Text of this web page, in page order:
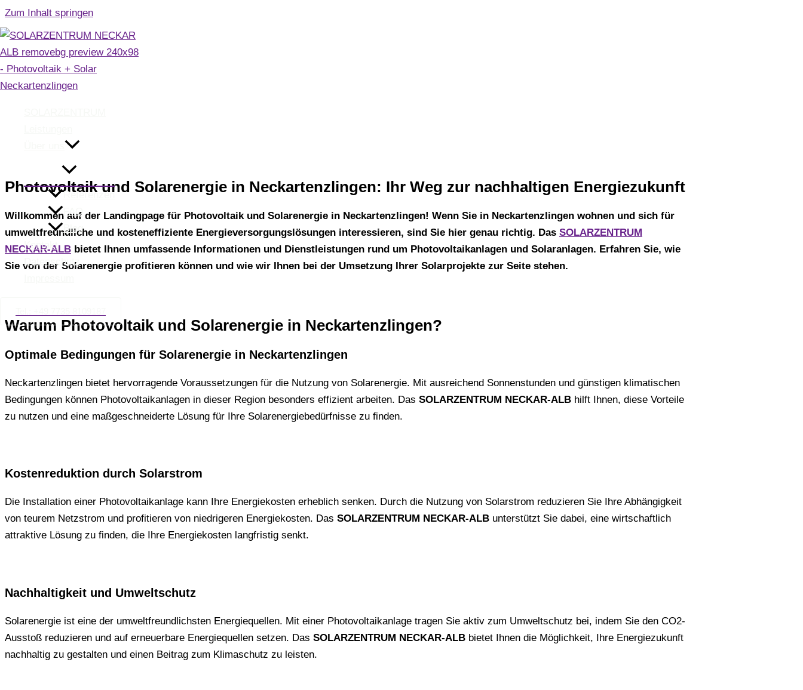
Zum Inhalt springen
Referenzen
FAQ
Blog
Kontakt
Datenschutz
Photovoltaik und Solarenergie in Neckartenzlingen: Ihr Weg zur nachhaltigen Energiezukunft
Willkommen auf der Landingpage für Photovoltaik und Solarenergie in Neckartenzlingen! Wenn Sie in Neckartenzlingen wohnen und sich für
umweltfreundliche und kosteneffiziente Energieversorgungslösungen interessieren, sind Sie hier genau richtig. Das SOLARZENTRUM
NECKAR-ALB bietet Ihnen umfassende Informationen und Dienstleistungen rund um Photovoltaikanlagen und Solaranlagen. Erfahren Sie, wie
Sie von der Solarenergie profitieren können und wie wir Ihnen bei der Umsetzung Ihrer Solarprojekte zur Seite stehen.
Warum Photovoltaik und Solarenergie in Neckartenzlingen?
Optimale Bedingungen für Solarenergie in Neckartenzlingen
Neckartenzlingen bietet hervorragende Voraussetzungen für die Nutzung von Solarenergie. Mit ausreichend Sonnenstunden und günstigen klimatischen
Bedingungen können Photovoltaikanlagen in dieser Region besonders effizient arbeiten. Das SOLARZENTRUM NECKAR-ALB hilft Ihnen, diese Vorteile
zu nutzen und eine maßgeschneiderte Lösung für Ihre Solarenergiebedürfnisse zu finden.
Kostenreduktion durch Solarstrom
Die Installation einer Photovoltaikanlage kann Ihre Energiekosten erheblich senken. Durch die Nutzung von Solarstrom reduzieren Sie Ihre Abhängigkeit
von teurem Netzstrom und profitieren von niedrigeren Energiekosten. Das SOLARZENTRUM NECKAR-ALB unterstützt Sie dabei, eine wirtschaftlich
attraktive Lösung zu finden, die Ihre Energiekosten langfristig senkt.
Nachhaltigkeit und Umweltschutz
Solarenergie ist eine der umweltfreundlichsten Energiequellen. Mit einer Photovoltaikanlage tragen Sie aktiv zum Umweltschutz bei, indem Sie den CO2-
Ausstoß reduzieren und auf erneuerbare Energiequellen setzen. Das SOLARZENTRUM NECKAR-ALB bietet Ihnen die Möglichkeit, Ihre Energiezukunft
nachhaltig zu gestalten und einen Beitrag zum Klimaschutz zu leisten.